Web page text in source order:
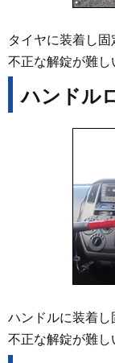
タイヤに装着し固
不正な解錠が難
ハンドル
ハンドルに装着し
不正な解錠が難